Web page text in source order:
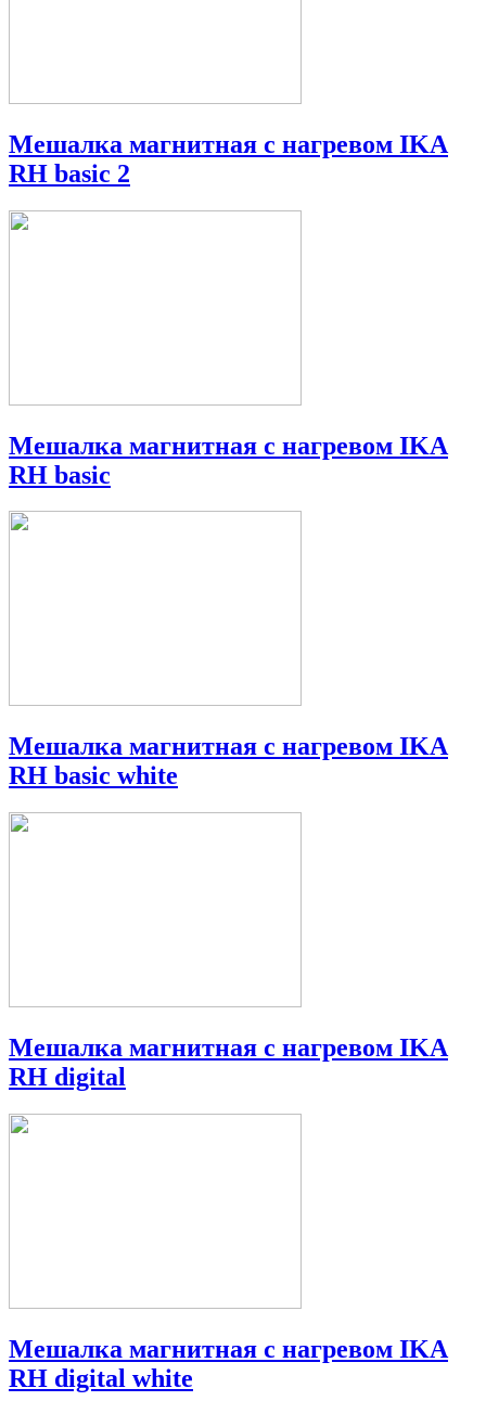
Мешалка магнитная с нагревом IKA
RH basic 2
Мешалка магнитная с нагревом IKA
RH basic
Мешалка магнитная с нагревом IKA
RH basic white
Мешалка магнитная с нагревом IKA
RH digital
Мешалка магнитная с нагревом IKA
RH digital white